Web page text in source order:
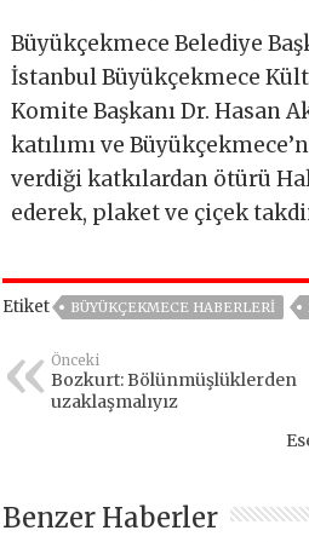
Büyükçekmece Belediye
İstanbul Büyükçekmece
Komite Başkanı Dr. Hasan
katılımı ve
verdiği katkılardan ötürü
ederek, plaket ve çiçek
Etiket BÜYÜKÇEKMECE HABERLERI
Önceki
Bozkurt: Bölünmüşlüklerden
uzaklaşmalıyız
Benzer Haberler